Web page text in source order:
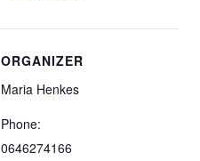
ORGANIZER
Maria Henkes
Phone:
0646274166